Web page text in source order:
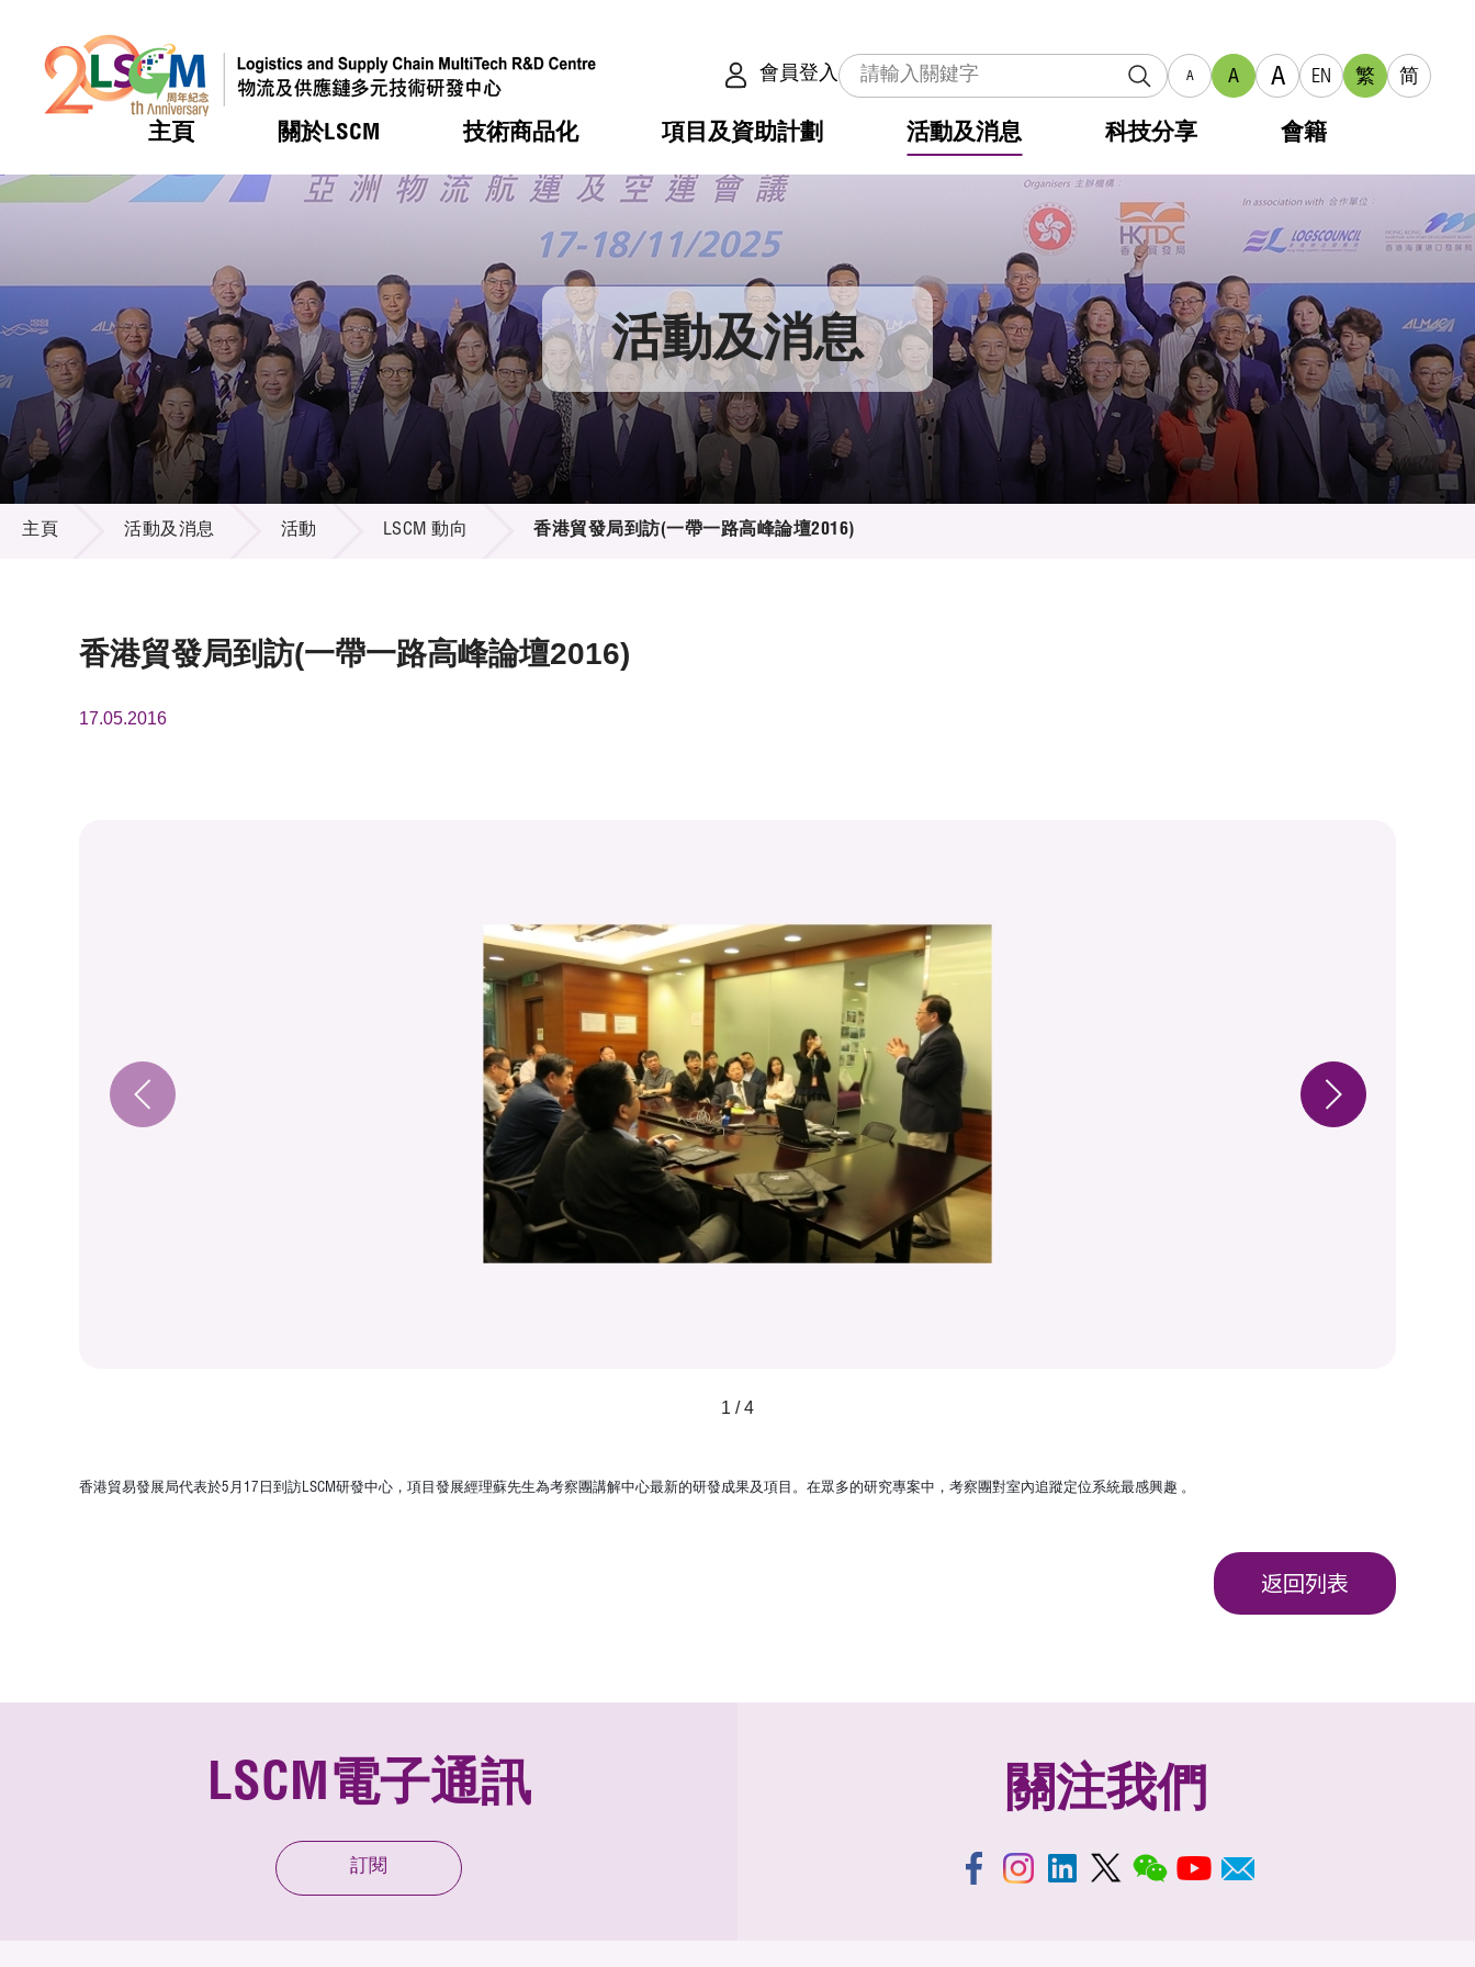
會員登入 A A A EN 繁 简
主頁 關於LSCM
熱門 機構簡介
組織架構
組織架構
董事局
研究顧問
招標通告
技術商品化
熱門 服務
可獲授權之技術
應用於公共服務之創新技術
重點項目
項目及資助計劃
熱門 合作計劃
資助計劃
資助計劃
稅務優惠
申請
評審
徵求研發項目計劃書
項目資料庫
活動及消息
熱門 活動
獎項
新聞中心
媒體報導
新聞稿
資訊中心
多媒體
出版刊物
科技分享 會籍
熱門 會籍及服務
會員列表
會員登入 活動及消息
活動及消息
主頁 活動及消息 活動 LSCM 動向 香港貿發局到訪(一帶一路高峰論壇2016)
香港貿發局到訪(一帶一路高峰論壇2016)
17.05.2016
1 / 4
香港貿易發展局代表於5月17日到訪LSCM研發中心， 項目發展經理蘇先生為考察團講解中心最新的研發成果及項 目。在眾多的研究專案中，考察團對室內追蹤定位系統最感興趣 。
返回列表
LSCM電子通訊
訂閱
關注我們